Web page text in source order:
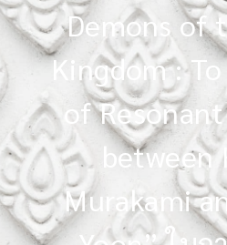
Demons of
Kingdom :
of
between
Murakami